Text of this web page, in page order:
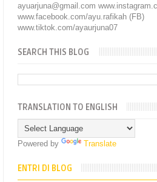
ayuarjuna@gmail.com
www.facebook.com/ayu.rafikah (FB)
www.tiktok.com/ayaurjuna07
SEARCH THIS BLOG
TRANSLATION TO ENGLISH
Powered by Translate
ENTRI DI BLOG